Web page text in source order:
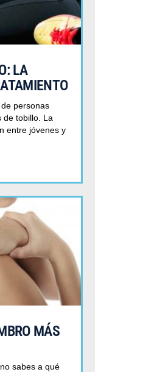
LA
personas
de tobillo. La
entre jóvenes y
MÁS
sabes a qué